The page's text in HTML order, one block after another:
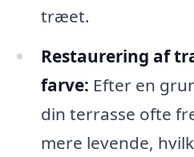
træet.
Restaurering af
farve: Efter en
din terrasse ofte
mere levende,